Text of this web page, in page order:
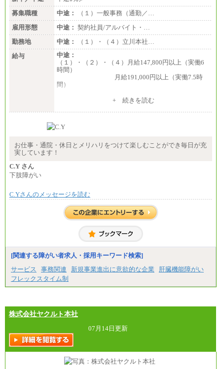
募集職種
中途：
（１）一般事務（通勤／…
雇用形態
中途： 契約社員/アルバイト・…
勤務地
中途：
（１）・（４）立川本社…
給与
中途：
（１）・（２）・（４）月給147,800円以上（実働6
時間）
月給191,000円以上（実働7.5時
間）
（３）月給191,000円以上（実働7.5時間）
（５）月給147,800円以上（実働6時間）
時給 1,226円（実働4.5時間）
間額換算額）
・退職金相当手当 37円
+ 続きを読む
お仕事・通院・休日とメリハリをつけて楽しむことができ毎日が充
実しています！
C.Y さん
下肢障がい
C.Yさんのメッセージを読む
[関連する障がい者求人・採用キーワード検索]
サービス
事務関連 新規事業進出に意欲的な企業
肝臓機能障がい
フレックスタイム制
株式会社ヤクルト本社
07月14日更新